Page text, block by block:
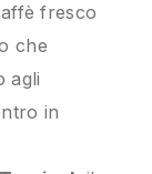
fresco
che
agli
in